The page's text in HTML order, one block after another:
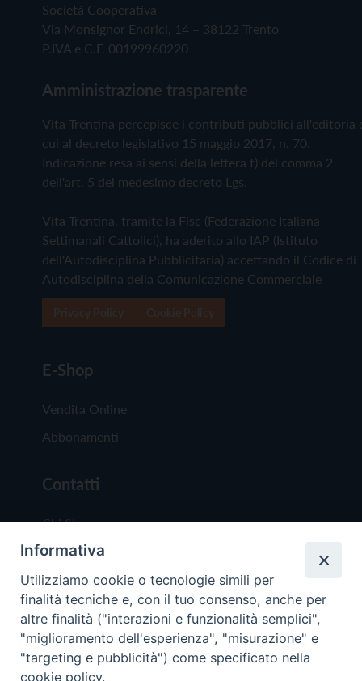
Società Cooperativa
Via Monsignor Endrici, 14 – 38122 Trento
P.IVA e C.F. 00199960220
Amministrazione trasparente
Vita Trentina percepisce i contributi pubblici all'editoria
cui al decreto legislativo 15 maggio 2017, n. 70.
Indicazione resa ai sensi della lettera f) del comma 2
dell'art. 5 del medesimo decreto Lgs.
Vita Trentina, tramite la Fisc (Federazione Italiana
Settimanali Cattolici), ha aderito allo IAP (Istituto
dell'Autodisciplina Pubblicitaria) accettando il Codice di
Autodisciplina della Comunicazione Commerciale
E-Shop
Vendita Online
Abbonamenti
Contatti
Chi Siamo
Redazione
Scrivici
Informativa
Utilizziamo cookie o tecnologie simili per
finalità tecniche e, con il tuo consenso, anche per
altre finalità ("interazioni e funzionalità semplici",
"miglioramento dell'esperienza", "misurazione" e
"targeting e pubblicità") come specificato nella
cookie policy.